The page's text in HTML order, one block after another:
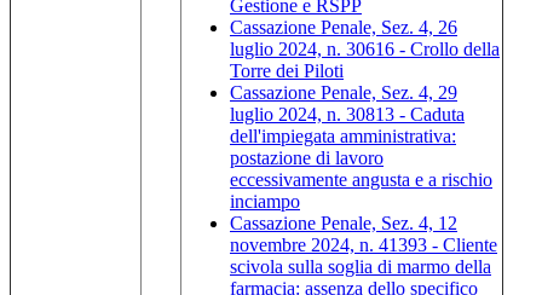
Gestione e RSPP
Cassazione Penale, Sez. 4, 26
luglio 2024, n. 30616 - Crollo della
Torre dei Piloti
Cassazione Penale, Sez. 4, 29
luglio 2024, n. 30813 - Caduta
dell'impiegata amministrativa:
postazione di lavoro
eccessivamente angusta e a rischio
inciampo
Cassazione Penale, Sez. 4, 12
novembre 2024, n. 41393 - Cliente
scivola sulla soglia di marmo della
farmacia: assenza dello specifico